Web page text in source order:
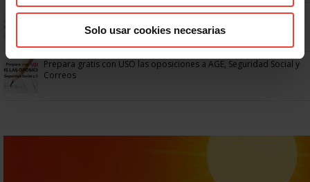
Solo usar cookies necesarias
Dudas frecuentes sobre las vacaciones
Prepara gratis con USO las oposiciones a AGE, Seguridad Social y
Correos